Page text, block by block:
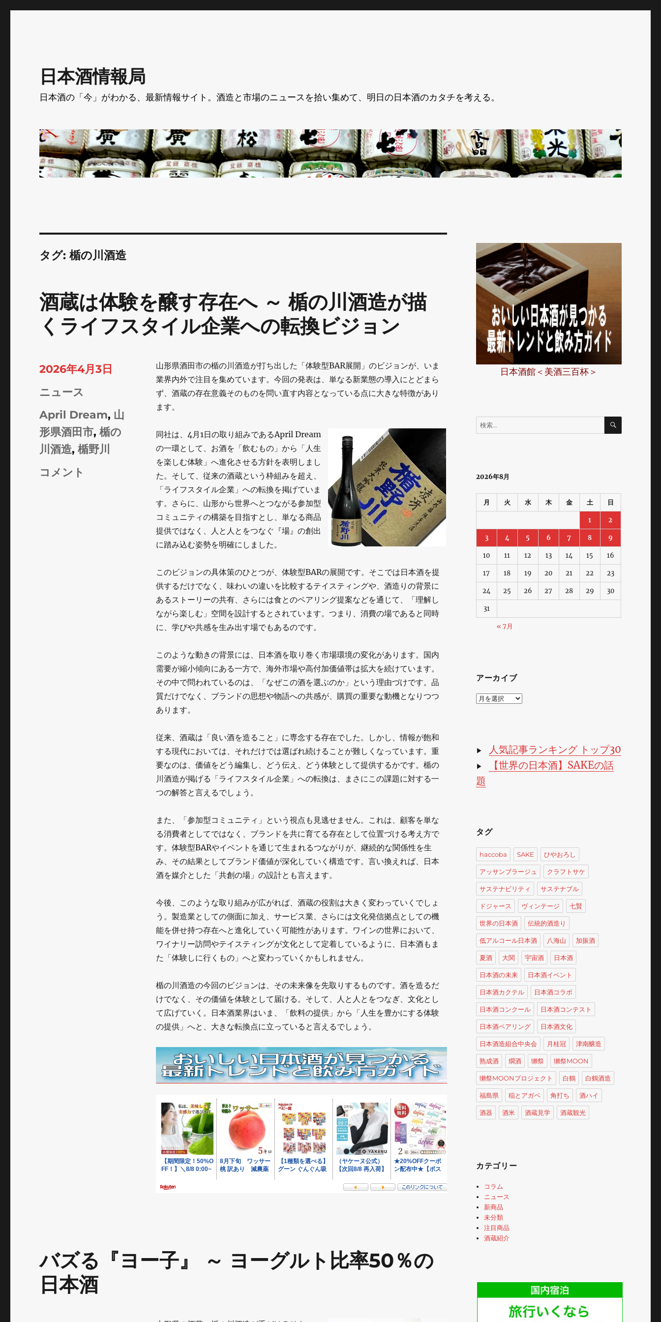
日本酒情報局
日本酒の「今」がわかる、最新情報サイト。酒造と市場のニュースを拾い集めて、明日の日本酒のカタチを考える。
タグ:楯の川酒造
酒蔵は体験を醸す存在へ ～ 楯の川酒造が描
くライフスタイル企業への転換ビジョン
山形県酒田市の楯の川酒造が打ち出した「体験型BAR展開」のビジョンが、いま
業界内外で注目を集めています。今回の発表は、単なる新業態の導入にとどまら
ず、酒蔵の存在意義そのものを問い直す内容となっている点に大きな特徴があり
ます。
同社は、4月1日の取り組みであるApril Dream
の一環として、お酒を「飲むもの」から「人生
を楽しむ体験」へ進化させる方針を表明しまし
た。そして、従来の酒蔵という枠組みを超え、
「ライフスタイル企業」への転換を掲げていま
す。さらに、山形から世界へとつながる参加型
コミュニティの構築を目指すとし、単なる商品
提供ではなく、人と人とをつなぐ『場』の創出
に踏み込む姿勢を明確にしました。
このビジョンの具体策のひとつが、体験型BARの展開です。そこでは日本酒を提
供するだけでなく、味わいの違いを比較するテイスティングや、酒造りの背景に
あるストーリーの共有、さらには食とのペアリング提案などを通じて、「理解し
ながら楽しむ」空間を設計するとされています。つまり、消費の場であると同時
に、学びや共感を生み出す場でもあるのです。
このような動きの背景には、日本酒を取り巻く市場環境の変化があります。国内
需要が縮小傾向にある一方で、海外市場や高付加価値帯は拡大を続けています。
その中で問われているのは、「なぜこの酒を選ぶのか」という理由づけです。品
質だけでなく、ブランドの思想や物語への共感が、購買の重要な動機となりつつ
あります。
従来、酒蔵は「良い酒を造ること」に専念する存在でした。しかし、情報が飽和
する現代においては、それだけでは選ばれ続けることが難しくなっています。重
要なのは、価値をどう編集し、どう伝え、どう体験として提供するかです。楯の
川酒造が掲げる「ライフスタイル企業」への転換は、まさにこの課題に対する一
つの解答と言えるでしょう。
また、「参加型コミュニティ」という視点も見逃せません。これは、顧客を単な
る消費者としてではなく、ブランドを共に育てる存在として位置づける考え方で
す。体験型BARやイベントを通じて生まれるつながりが、継続的な関係性を生
み、その結果としてブランド価値が深化していく構造です。言い換えれば、日本
酒を媒介とした「共創の場」の設計とも言えます。
今後、このような取り組みが広がれば、酒蔵の役割は大きく変わっていくでしょ
う。製造業としての側面に加え、サービス業、さらには文化発信拠点としての機
能を併せ持つ存在へと進化していく可能性があります。ワインの世界において、
ワイナリー訪問やテイスティングが文化として定着しているように、日本酒もま
た「体験しに行くもの」へと変わっていくかもしれません。
楯の川酒造の今回のビジョンは、その未来像を先取りするものです。酒を造るだ
けでなく、その価値を体験として届ける。そして、人と人とをつなぎ、文化とし
て広げていく。日本酒業界はいま、「飲料の提供」から「人生を豊かにする体験
の提供」へと、大きな転換点に立っていると言えるでしょう。
投
稿
2026年4月3日
カ
テ
ゴ
リ
ニュース
タ
グ
April Dream, 山
形県酒田市,楯の
川酒造,楯野川
酒
コメント
バズる『ヨー子』 ～ ヨーグルト比率50％の
日本酒
日本酒館＜美酒三百杯＞
検
索:
検
2026年8月
月 火 水 木 金 土 日
1 2
3 4 5 6 7 8 9
10 11 12 13 14 15 16
17 18 19 20 21 22 23
24 25 26 27 28 29 30
31
« 7月
アーカイブ
ア
▶
人気記事ランキング トップ30
▶
【世界の日本酒】SAKEの話
題
タグ
haccoba SAKE ひやおろし
アッサンブラージュ クラフトサケ
サステナビリティ サステナブル
ドジャース ヴィンテージ 七賢
世界の日本酒 伝統的酒造り
低アルコール日本酒 八海山 加振酒
夏酒 大関 宇宙酒 日本酒
日本酒の未来 日本酒イベント
日本酒カクテル 日本酒コラボ
日本酒コンクール 日本酒コンテスト
日本酒ペアリング 日本酒文化
日本酒造組合中央会 月桂冠 津南醸造
熟成酒 燗酒 獺祭 獺祭MOON
獺祭MOONプロジェクト 白鶴 白鶴酒造
福島県 稲とアガベ 角打ち 酒ハイ
酒器 酒米 酒蔵見学 酒蔵観光
カテゴリー
コラム
ニュース
新商品
未分類
注目商品
酒蔵紹介